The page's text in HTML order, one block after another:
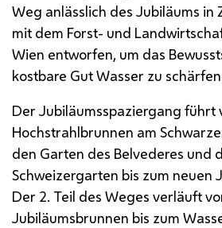
Weg anlässlich des Jubiläums in
mit dem Forst- und
Wien entworfen, um das
kostbare Gut Wasser zu
Der Jubiläumsspaziergang führt
Hochstrahlbrunnen am
den Garten des Belvederes und
Schweizergarten bis zum neuen
Der 2. Teil des Weges verläuft
Jubiläumsbrunnen bis zum